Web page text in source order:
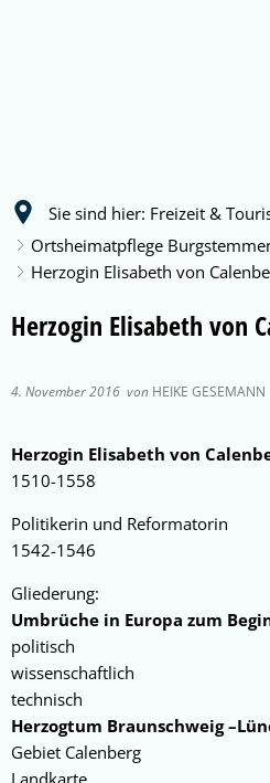
Sie sind hier: Freizeit &
Ortsheimatpflege
Herzogin Elisabeth von
Herzogin Elisabeth von
4. November 2016 von HEIKE GESEMANN
Herzogin Elisabeth von
1510-1558
Politikerin und Reformatorin
1542-1546
Gliederung:
Umbrüche in Europa zum
politisch
wissenschaftlich
technisch
Herzogtum Braunschweig
Gebiet Calenberg
Landkarte